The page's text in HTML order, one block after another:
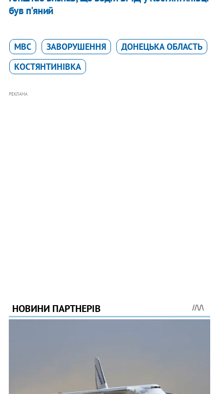
був п'яний
МВС ЗАВОРУШЕННЯ
ДОНЕЦЬКА ОБЛАСТЬ
КОСТЯНТИНІВКА
РЕКЛАМА